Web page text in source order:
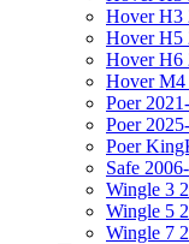
Hover H3
Hover H5
Hover H6
Hover M4
Poer
Poer
Poer
Safe
Wingle 3
Wingle 5
Wingle 7